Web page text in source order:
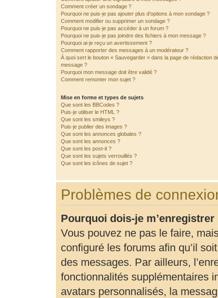
Comment créer un sondage ?
Pourquoi ne puis-je pas ajouter plus d’options à mon sondage ?
Comment modifier ou supprimer un sondage ?
Pourquoi ne puis-je pas accéder à un forum ?
Pourquoi ne puis-je pas joindre des fichiers à mon message ?
Pourquoi ai-je reçu un avertissement ?
Comment rapporter des messages à un modérateur ?
À quoi sert le bouton « Sauvegarder » dans la page de rédaction
message ?
Pourquoi mon message doit être validé ?
Comment remonter mon sujet ?
Mise en forme et types de sujets
Que sont les BBCodes ?
Puis-je utiliser le HTML ?
Que sont les smileys ?
Puis-je publier des images ?
Que sont les annonces globales ?
Que sont les annonces ?
Que sont les post-it ?
Que sont les sujets verrouillés ?
Que sont les icônes de sujet ?
Problèmes de
Pourquoi dois-je m’enregistrer
Vous pouvez ne pas le faire,
configuré les forums afin qu’il
des messages. Par ailleurs,
fonctionnalités supplémentaires
avatars personnalisés, la